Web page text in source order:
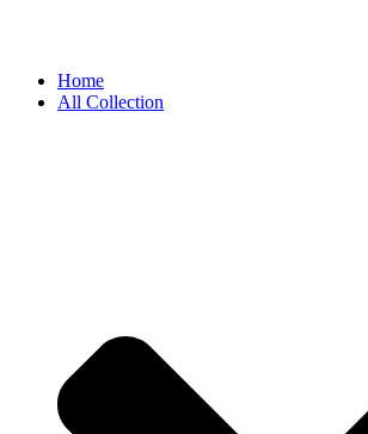
Home
All Collection